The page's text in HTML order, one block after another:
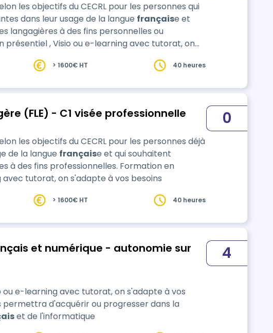
les objectifs du CECRL pour les personnes qui
dans leur usage de la langue française et
langagières à des fins personnelles ou
> 1600€ HT 40 heures
(FLE) - C1 visée professionnelle
les objectifs du CECRL pour les personnes déjà
de la langue française et qui souhaitent
professionnelles. Formation en
tutorat, on s'adapte à vos besoins
0
> 1600€ HT 40 heures
et numérique - autonomie sur
ou e-learning avec tutorat, on s'adapte à vos
permettra d'acquérir ou progresser dans la
et de l'informatique
4